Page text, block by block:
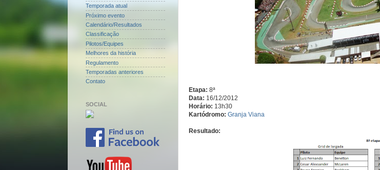
Etapa: 8ª
Data: 16/12/2012
Horário: 13h30
Kartódromo: Granja Viana
Resultado:
Temporada atual
Próximo evento
Calendário/Resultados
Classificação
Pilotos/Equipes
Melhores da história
Regulamento
Temporadas anteriores
Contato
SOCIAL